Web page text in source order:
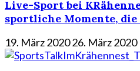
Live-Sport bei
sportliche Momente,
19. März 202026. März 2020